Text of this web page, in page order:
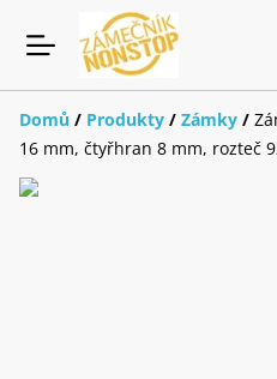
Domů / Produkty / Zámky /
16 mm, čtyřhran 8 mm, rozteč